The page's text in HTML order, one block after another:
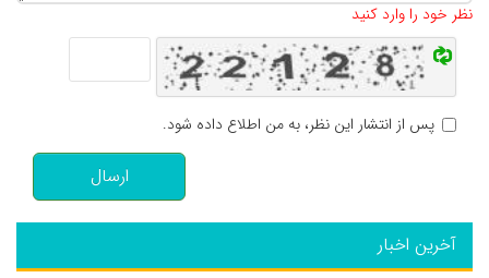
نظر خود را وارد کنید
پس از انتشار این نظر، به من اطلاع داده شود.
ارسال
آخرین اخبار